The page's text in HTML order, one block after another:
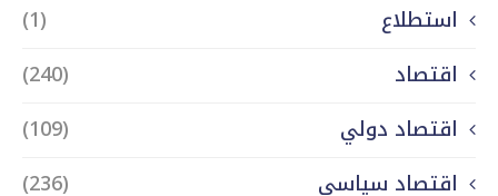
استطلاع
(1)
اقتصاد
(240)
اقتصاد دولي
(109)
اقتصاد سياسي
(236)